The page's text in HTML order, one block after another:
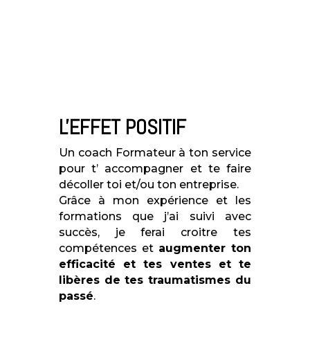
L'EFFET POSITIF
Un coach Formateur à ton service
pour t’ accompagner et te faire
décoller toi et/ou ton entreprise.
Grâce à mon expérience et les
formations que j’ai suivi avec
succès, je ferai croitre tes
compétences et augmenter ton
efficacité et tes ventes et te
libères de tes traumatismes du
passé.